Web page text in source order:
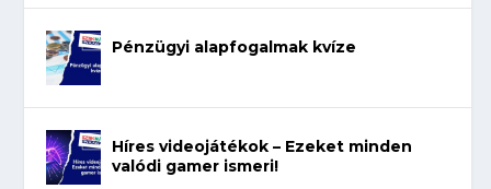
Pénzügyi alapfogalmak kvíze
Híres videojátékok – Ezeket minden
valódi gamer ismeri!